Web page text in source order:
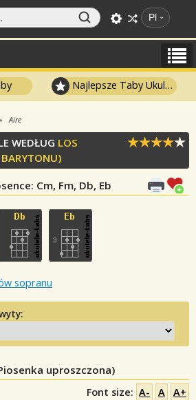
Pl
Najlepsze Taby Ukulele
Aire
WEDŁUG LOS
: Cm, Fm, Db, Eb
sopranu
uproszczona)
Font size: A- A A+